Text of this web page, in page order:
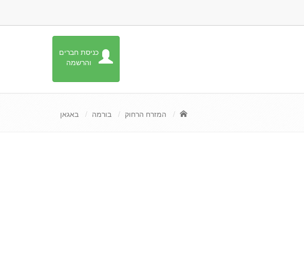
כניסת חברים
והרשמה
המזרח הרחוק בורמה באגאן